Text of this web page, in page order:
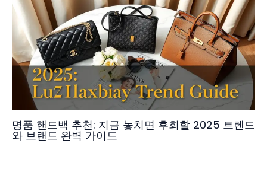
명품 핸드백 추천: 지금 놓치면 후회할 2025 트렌드
와 브랜드 완벽 가이드